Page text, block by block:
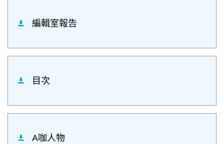
編輯室報告
目次
A咖人物